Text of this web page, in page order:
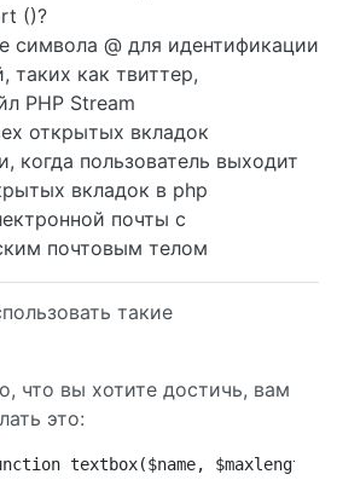
()?
символа @ для идентификации
таких как твиттер,
PHP Stream
открытых вкладок
когда пользователь выходит
вкладок в php
почты с
почтовым телом
такие
что вы хотите достичь, вам
это:
textbox($name,